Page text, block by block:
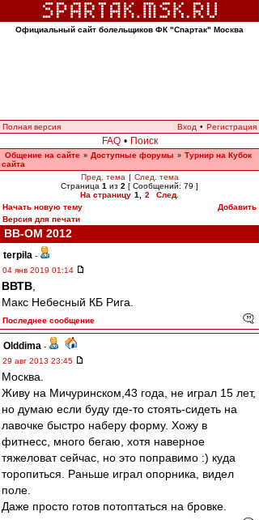
Официальный сайт болельщиков ФК "Спартак" Москва
Полная версия Вход • Регистрация
FAQ • Поиск
Общение на сайте » Доступные форумы » Турнир на Кубок
сайта
Пред. тема | След. тема
Страница 1 из 2 [ Сообщений: 79 ]
На страницу 1 2
След.
Начать новую тему
Добавить
Версия для печати
ВВ-ОМ 2012
terpila -
04 янв 2019 01:14
ВВТВ
Макс Небесный КБ Рига.
Последнее сообщение
Olddima -
29 авг 2013 23:45
Москва.
Живу на Мичуринском,43 года, не играл 15 лет,
но думаю если буду где-то стоять-сидеть на
лавочке быстро наберу форму. Хожу в
фитнесс, много бегаю, хотя наверное
тяжеловат сейчас, но это поправимо :) куда
торопиться. Раньше играл опорника, видел
поле.
Даже просто готов потоптаться на бровке.